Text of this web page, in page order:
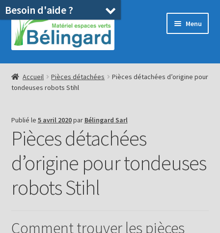
Aller
la
Aller
au
contenu
Menu
Accueil
Boutique
Location
Pièces détachées/SAV
menu
Occasions
Blog
Accueil Pièces détachées
Pièces détachées d’origine pour
tondeuses robots Stihl
Publié le 5 avril 2020par Bélingard Sarl
Pièces détachées
d’origine pour tondeuses
robots Stihl
Comment trouver les pièces
Besoin d'aide ?